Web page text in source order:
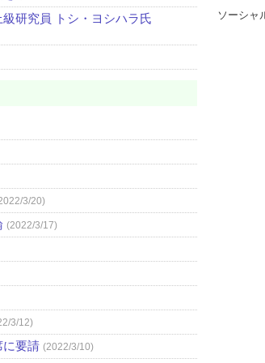
研究員 トシ・ヨシハラ氏
3/20)
(2022/3/17)
3/12)
要請 (2022/3/10)
ソーシャ